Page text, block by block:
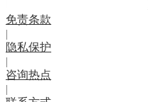
免责条款
|
隐私保护
|
咨询热点
|